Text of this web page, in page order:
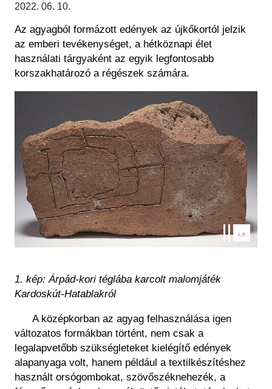
Régészet
Felnőttképzés
Közérdekű adatok
Történeti Fényképtár
Éremtár
2022. 06. 10.
Az agyagból formázott edények az újkőkortól jelzik
az emberi tevékenységet, a hétköznapi élet
használati tárgyaként az egyik legfontosabb
korszakhatározó a régészek számára.
1. kép: Árpád-kori téglába karcolt malomjáték
Kardoskút­-Hatablakról
A középkorban az agyag felhasználása igen
változatos formákban történt, nem csak a
legalapvetőbb szükségleteket kielégítő edények
alapanyaga volt, hanem például a textilkészítéshez
használt orsógombokat, szövőszéknehezék, a